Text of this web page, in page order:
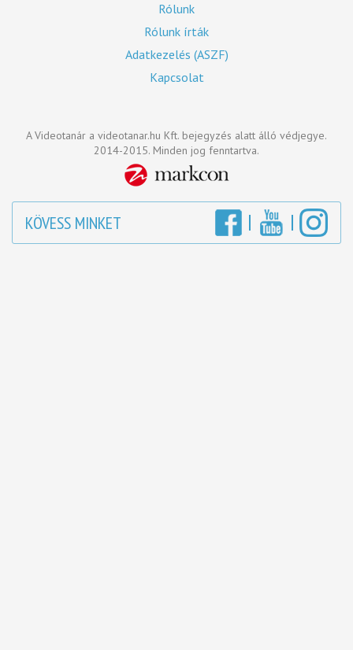
Rólunk
Rólunk írták
Adatkezelés (ASZF)
Kapcsolat
A Videotanár a videotanar.hu Kft. bejegyzés alatt álló védjegye.
2014-2015. Minden jog fenntartva.
KÖVESS MINKET